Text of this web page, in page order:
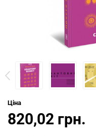
Ціна
820,02 грн.